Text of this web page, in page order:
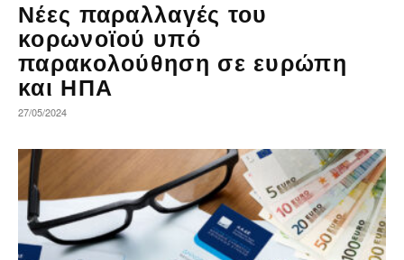
Νέες παραλλαγές του
κορωνοϊού υπό
παρακολούθηση σε ευρώπη
και ΗΠΑ
27/05/2024